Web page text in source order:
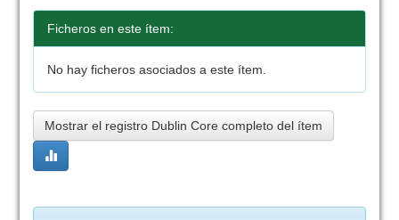
Ficheros en este ítem:
No hay ficheros asociados a este ítem.
Mostrar el registro Dublin Core completo del ítem